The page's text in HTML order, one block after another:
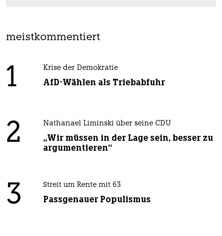
meistkommentiert
1 Krise der Demokratie
AfD-Wählen als Triebabfuhr
2 Nathanael Liminski über seine CDU
„Wir müssen in der Lage sein, besser zu
argumentieren“
3 Streit um Rente mit 63
Passgenauer Populismus